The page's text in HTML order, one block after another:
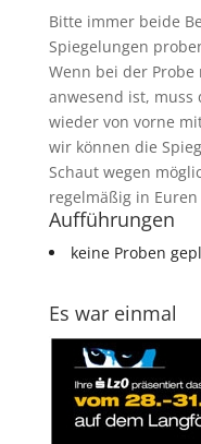
Bitte immer beide
Spiegelungen
Wenn bei der
anwesend ist, muss
wieder von vorne
wir können die
Schaut wegen
regelmäßig in
Aufführungen
keine Proben
Es war einmal